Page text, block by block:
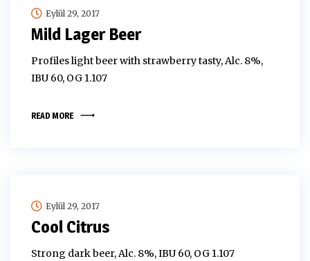
Eylül 29, 2017
Mild Lager Beer
Profiles light beer with strawberry tasty, Alc. 8%,
IBU 60, OG 1.107
READ MORE
Eylül 29, 2017
Cool Citrus
Strong dark beer, Alc. 8%, IBU 60, OG 1.107